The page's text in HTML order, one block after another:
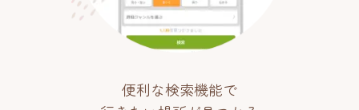
便利な検索機能で